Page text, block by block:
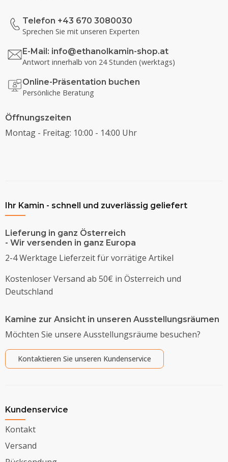
Telefon +43 670 3080030
Sprechen Sie mit unseren Experten
E-Mail: info@ethanolkamin-shop.at
Antwort innerhalb von 24 Stunden (werktags)
Online-Präsentation buchen
Persönliche Beratung
Öffnungszeiten
Montag - Freitag: 10:00 - 14:00 Uhr
Ihr Kamin - schnell und zuverlässig geliefert
Lieferung in ganz Österreich
- Wir versenden in ganz Europa
2-4 Werktage Lieferzeit für vorrätige Artikel
Kostenloser Versand ab 50€ in Österreich und
Deutschland
Kamine zur Ansicht in unseren Ausstellungsräumen
Möchten Sie unsere Ausstellungsräume besuchen?
Kontaktieren Sie unseren Kundenservice
Kundenservice
Kontakt
Versand